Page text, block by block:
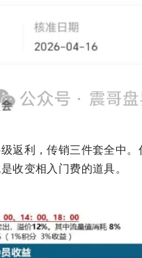
返利，传销三件套全中。
收变相入门费的道具。